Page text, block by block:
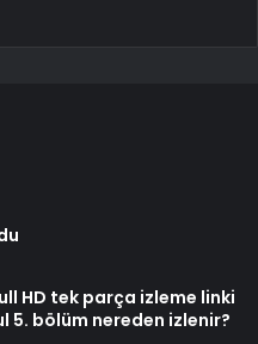
HD tek parça izleme linki
5. bölüm nereden izlenir?